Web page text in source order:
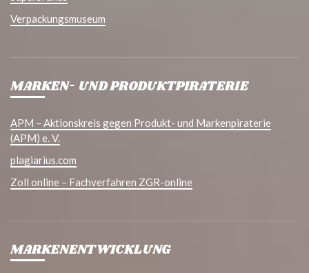
Verpackungsmuseum
MARKEN- UND PRODUKTPIRATERIE
APM – Aktionskreis gegen Produkt- und Markenpiraterie
(APM) e. V.
plagiarius.com
Zoll online – Fachverfahren ZGR-online
MARKENENTWICKLUNG